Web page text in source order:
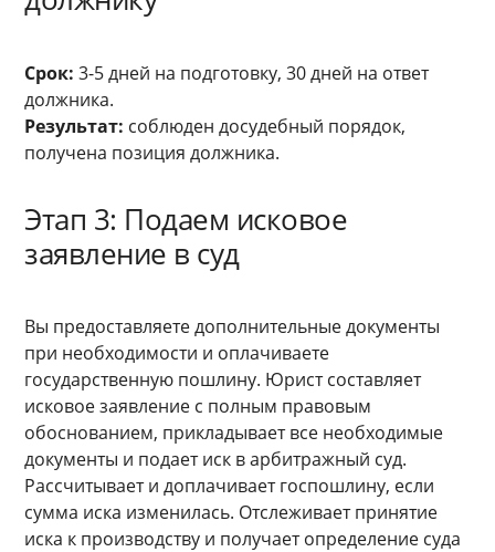
Срок: 3-5 дней на подготовку, 30 дней на ответ
должника.
Результат: соблюден досудебный порядок,
получена позиция должника.
Этап 3: Подаем исковое
заявление в суд
Вы предоставляете дополнительные документы
при необходимости и оплачиваете
государственную пошлину. Юрист составляет
исковое заявление с полным правовым
обоснованием, прикладывает все необходимые
документы и подает иск в арбитражный суд.
Рассчитывает и доплачивает госпошлину, если
сумма иска изменилась. Отслеживает принятие
иска к производству и получает определение суда